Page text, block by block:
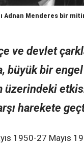
Adnan Menderes bir
ve devlet
büyük bir
üzerindeki
harekete
1950-27 Mayıs